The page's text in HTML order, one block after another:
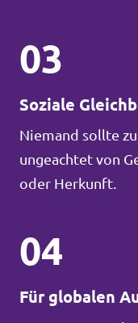
03
Soziale
Niemand sollte
ungeachtet von
oder Herkunft.
04
Für globalen